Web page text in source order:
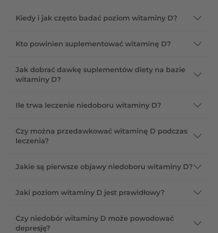
Kiedy i jak często badać poziom witaminy D?
Kto powinien suplementować witaminę D?
Jak dobrać dawkę suplementów diety na bazie
witaminy D?
Ile trwa leczenie niedoboru witaminy D?
Czy można przedawkować witaminę D podczas
leczenia?
Jakie są pierwsze objawy niedoboru witaminy D?
Jaki poziom witaminy D jest prawidłowy?
Czy niedobór witaminy D może powodować
depresję?